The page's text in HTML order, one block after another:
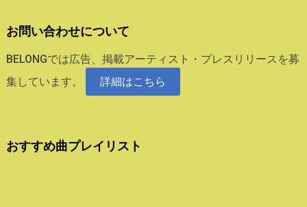
お問い合わせについて
BELONGでは広告、掲載アーティスト・プレスリリースを募
集しています。
詳細はこちら
おすすめ曲プレイリスト